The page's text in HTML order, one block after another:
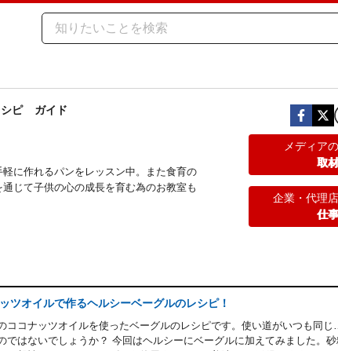
ピ ガイド
に作れるパンをレッスン中。また食育の
じて子供の心の成長を育む為のお教室も
メディア
取
企業・代理
仕
ツオイルで作るヘルシーベーグルのレシピ！
ココナッツオイルを使ったベーグルのレシピです。使い道がいつも同
ではないでしょうか？ 今回はヘルシーにベーグルに加えてみました。